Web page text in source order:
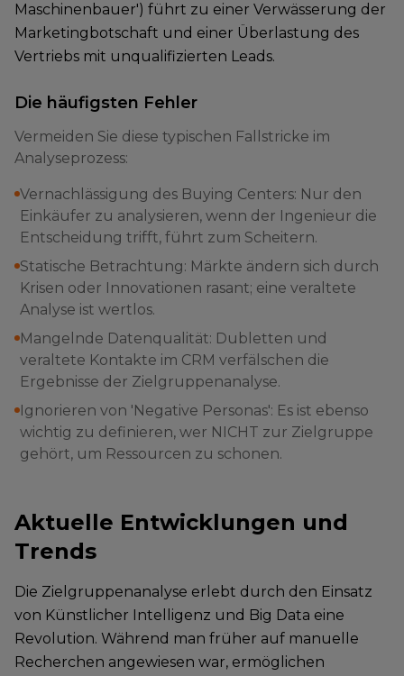
Maschinenbauer') führt zu einer Verwässerung der
Marketingbotschaft und einer Überlastung des
Vertriebs mit unqualifizierten Leads.
Die häufigsten Fehler
Vermeiden Sie diese typischen Fallstricke im
Analyseprozess:
Vernachlässigung des Buying Centers: Nur den
Einkäufer zu analysieren, wenn der Ingenieur die
Entscheidung trifft, führt zum Scheitern.
Statische Betrachtung: Märkte ändern sich durch
Krisen oder Innovationen rasant; eine veraltete
Analyse ist wertlos.
Mangelnde Datenqualität: Dubletten und
veraltete Kontakte im CRM verfälschen die
Ergebnisse der Zielgruppenanalyse.
Ignorieren von 'Negative Personas': Es ist ebenso
wichtig zu definieren, wer NICHT zur Zielgruppe
gehört, um Ressourcen zu schonen.
Aktuelle Entwicklungen und
Trends
Die Zielgruppenanalyse erlebt durch den Einsatz
von Künstlicher Intelligenz und Big Data eine
Revolution. Während man früher auf manuelle
Recherchen angewiesen war, ermöglichen